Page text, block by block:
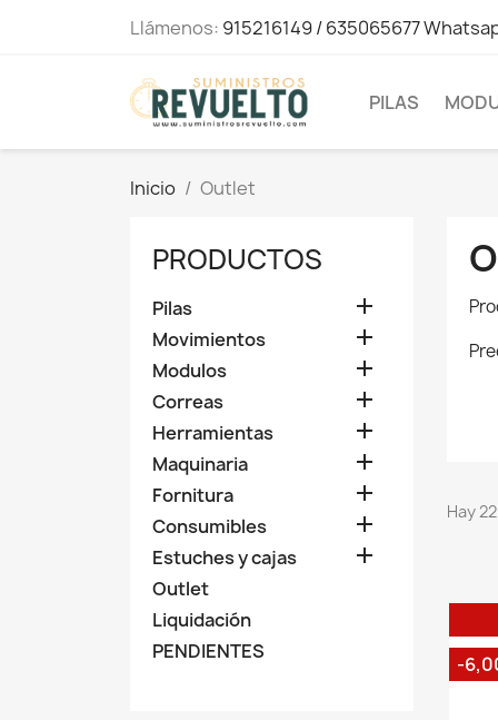
Llámenos: 915216149 / 635065677
PILAS
Inicio Outlet
PRODUCTOS
Pilas 
Movimientos 
Modulos 
Correas 
Herramientas 
Maquinaria 
Fornitura 
Consumibles 
Estuches y cajas 
Outlet
Liquidación
PENDIENTES
Hay
-